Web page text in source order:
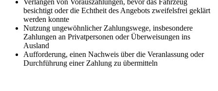
besichtigt oder die Echtheit des Angebots zweifelsfrei geklärt
werden konnte
Nutzung ungewöhnlicher Zahlungswege, insbesondere
Zahlungen an Privatpersonen oder Überweisungen ins
Ausland
Aufforderung, einen Nachweis über die Veranlassung oder
Durchführung einer Zahlung zu übermitteln